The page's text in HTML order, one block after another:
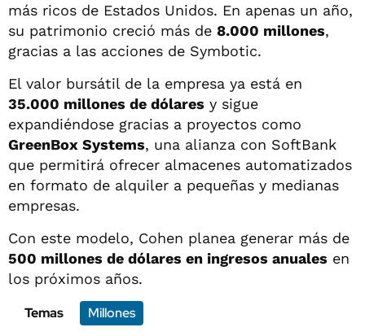
más ricos de Estados Unidos. En apenas un año,
su patrimonio creció más de 8.000 millones,
gracias a las acciones de Symbotic.
El valor bursátil de la empresa ya está en
35.000 millones de dólares y sigue
expandiéndose gracias a proyectos como
GreenBox Systems, una alianza con SoftBank
que permitirá ofrecer almacenes automatizados
en formato de alquiler a pequeñas y medianas
empresas.
Con este modelo, Cohen planea generar más de
500 millones de dólares en ingresos anuales en
los próximos años.
Temas
Millones